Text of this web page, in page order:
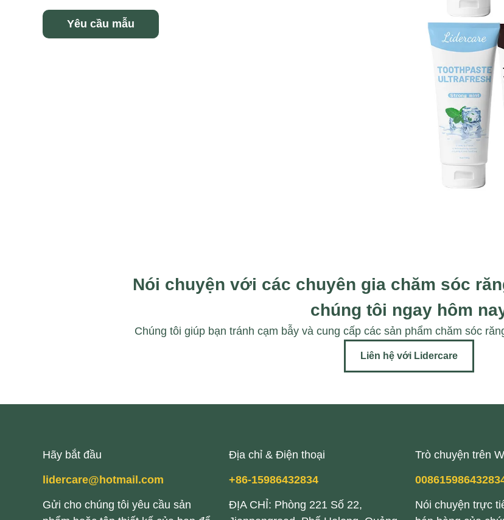
Yêu cầu mẫu
Nói chuyện với các chuyên gia chăm sóc
chúng tôi ngay hôm
Chúng tôi giúp bạn tránh cạm bẫy và cung cấp các sản phẩm chăm sóc
Liên hệ với Lidercare
Hãy bắt đầu
lidercare@hotmail.com
Gửi cho chúng tôi yêu cầu sản
Địa chỉ & Điện thoại
+86-15986432834
ĐỊA CHỈ: Phòng 221 Số 22,
Trò chuyện trên
Nói chuyện trực